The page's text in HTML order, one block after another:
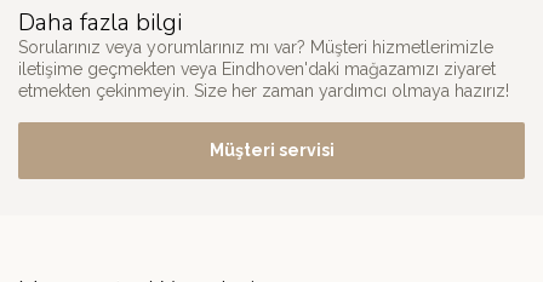
Daha fazla bilgi
Sorularınız veya yorumlarınız mı var? Müşteri hizmetlerimizle
iletişime geçmekten veya Eindhoven'daki mağazamızı ziyaret
etmekten çekinmeyin. Size her zaman yardımcı olmaya hazırız!
Müşteri servisi